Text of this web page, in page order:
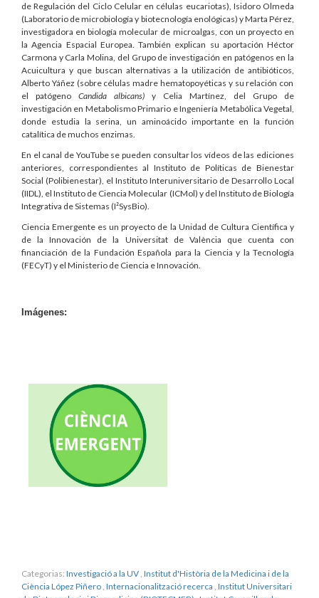
de Regulación del Ciclo Celular en células eucariotas), Isidoro Olmeda
(Laboratorio de microbiología y biotecnología enológicas) y Marta Pérez,
investigadora en biología molecular de microalgas, con un proyecto en
la Agencia Espacial Europea. También explican su aportación Héctor
Carmona y Carla Molina, del Grupo de investigación en patógenos en la
Acuicultura y que buscan alternativas a la utilización de antibióticos,
Alberto Yáñez (sobre células madre hematopoyéticas y su relación con
el patógeno Candida albicans) y Celia Martínez, del Grupo de
investigación en Metabolismo Primario e Ingeniería Metabólica Vegetal,
donde estudia la serina, un aminoácido importante en la función
catalítica de muchos enzimas.
En el canal de YouTube se pueden consultar los vídeos de las ediciones
anteriores, correspondientes al Instituto de Políticas de Bienestar
Social (Polibienestar), el Instituto Interuniversitario de Desarrollo Local
(IIDL), el Instituto de Ciencia Molecular (ICMol) y del Instituto de Biología
Integrativa de Sistemas (I²SysBio).
Ciencia Emergente es un proyecto de la Unidad de Cultura Científica y
de la Innovación de la Universitat de València que cuenta con
financiación de la Fundación Española para la Ciencia y la Tecnología
(FECyT) y el Ministerio de Ciencia e Innovación.
Imágenes:
Categorias: Investigació a la UV Institut d'Història de la Medicina i de la
Ciència López Piñero Internacionalització recerca Institut Universitari